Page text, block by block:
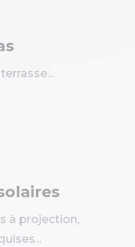
à projection,